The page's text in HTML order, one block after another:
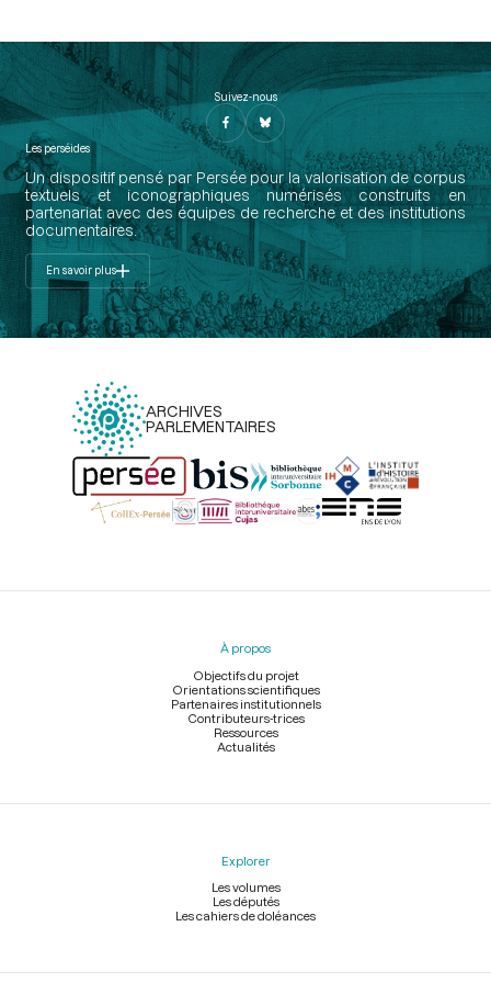
Suivez-nous
Les perséides
Un dispositif pensé par Persée pour la valorisation de corpus
textuels et iconographiques numérisés construits en
partenariat avec des équipes de recherche et des institutions
documentaires.
En savoir plus
ARCHIVES
PARLEMENTAIRES
Menu
À propos
Objectifs du projet
Orientations scientifiques
Partenaires institutionnels
Contributeurs-trices
Ressources
Actualités
Explorer
Les volumes
Les députés
Les cahiers de doléances